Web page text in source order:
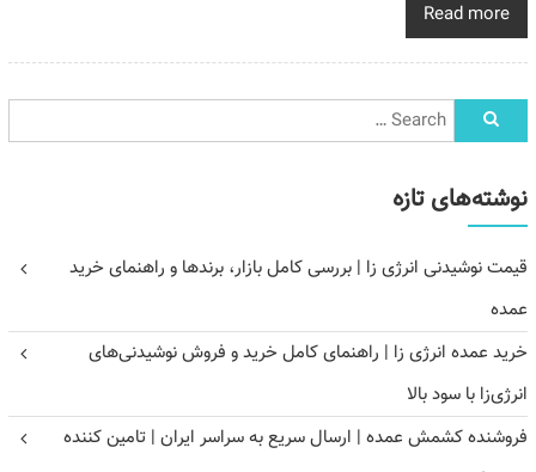
Read more
نوشته‌های تازه
قیمت نوشیدنی انرژی زا | بررسی کامل بازار، برندها و راهنمای خرید
عمده
خرید عمده انرژی زا | راهنمای کامل خرید و فروش نوشیدنی‌های
انرژی‌زا با سود بالا
فروشنده کشمش عمده | ارسال سریع به سراسر ایران | تامین کننده